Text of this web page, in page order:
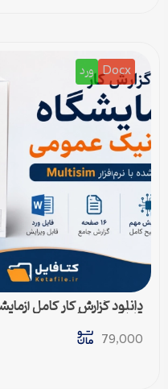
Docx ورد
دانلود گزارش کار کامل
قابل ویرایش)
79,000